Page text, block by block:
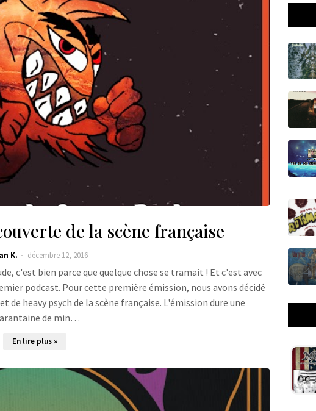
de la scène française
K. décembre 12, 2016
c'est bien parce que quelque chose se tramait ! Et c'est avec
podcast. Pour cette première émission, nous avons décidé
de heavy psych de la scène française. L'émission dure une
de min…
En lire plus »